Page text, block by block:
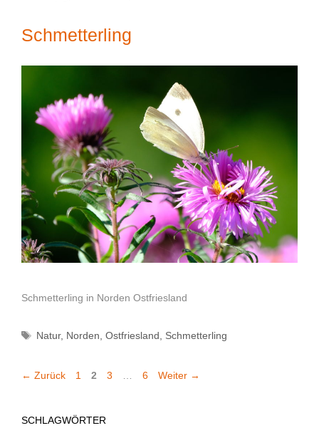
Schmetterling
Schmetterling in Norden Ostfriesland
Schlagwörter
Natur, Norden,Ostfriesland, Schmetterling
← Zurück Seite
1 Seite
2 Seite
3 … Seite
6 Weiter →
SCHLAGWÖRTER